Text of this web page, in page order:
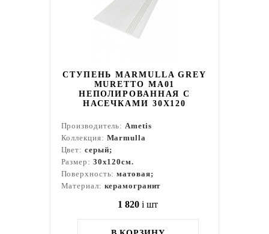
СТУПЕНЬ MARMULLA GREY
MURETTO MA01
НЕПОЛИРОВАННАЯ С
НАСЕЧКАМИ 30X120
Производитель:Ametis
Коллекция: Marmulla
Цвет: серый;
Размер: 30x120см.
Поверхность:матовая;
Материал: керамогранит
1 820 i шт